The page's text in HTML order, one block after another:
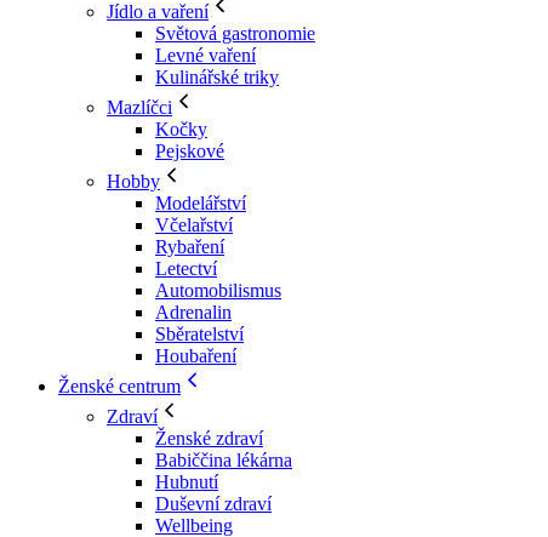
Jídlo a vaření
Světová gastronomie
Levné vaření
Kulinářské triky
Mazlíčci
Kočky
Pejskové
Hobby
Modelářství
Včelařství
Rybaření
Letectví
Automobilismus
Adrenalin
Sběratelství
Houbaření
Ženské centrum
Zdraví
Ženské zdraví
Babiččina lékárna
Hubnutí
Duševní zdraví
Wellbeing